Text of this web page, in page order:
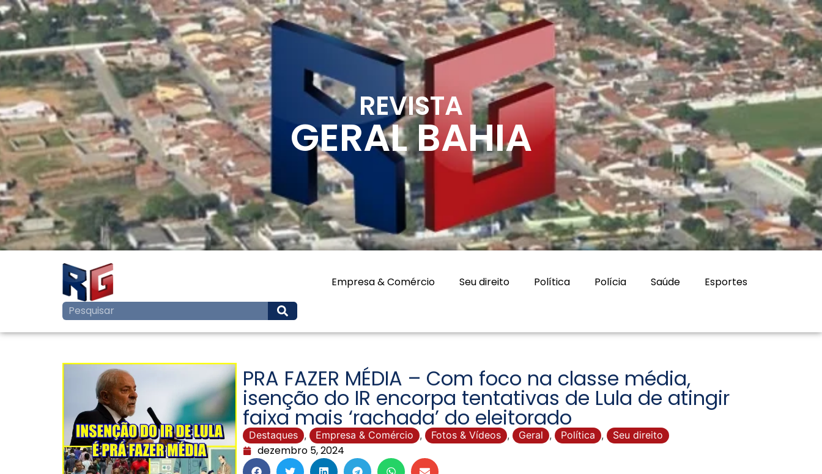
REVISTA
GERAL BAHIA
Empresa & Comércio Seu direito Política Polícia Saúde Esportes
PRA FAZER MÉDIA – Com foco na classe média,
isenção do IR encorpa tentativas de Lula de atingir
faixa mais ‘rachada’ do eleitorado
Destaques , Empresa & Comércio , Fotos & Vídeos , Geral , Política , Seu direito
dezembro 5, 2024